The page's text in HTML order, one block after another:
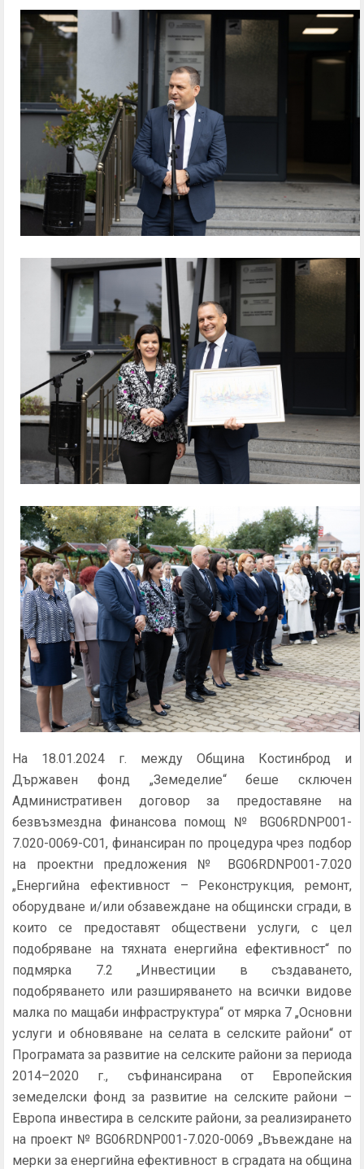
На 18.01.2024 г. между Община Костинброд и
Държавен фонд „Земеделие“ беше сключен
Административен договор за предоставяне на
безвъзмездна финансова помощ № BG06RDNP001-
7.020-0069-C01, финансиран по процедура чрез подбор
на проектни предложения № BG06RDNP001-7.020
„Енергийна ефективност – Реконструкция, ремонт,
оборудване и/или обзавеждане на общински сгради, в
които се предоставят обществени услуги, с цел
подобряване на тяхната енергийна ефективност“ по
подмярка 7.2 „Инвестиции в създаването,
подобряването или разширяването на всички видове
малка по мащаби инфраструктура“ от мярка 7 „Основни
услуги и обновяване на селата в селските райони“ от
Програмата за развитие на селските райони за периода
2014–2020 г., съфинансирана от Европейския
земеделски фонд за развитие на селските райони –
Европа инвестира в селските райони, за реализирането
на проект № BG06RDNP001-7.020-0069 „Въвеждане на
мерки за енергийна ефективност в сградата на община